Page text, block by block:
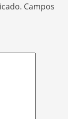
Campos